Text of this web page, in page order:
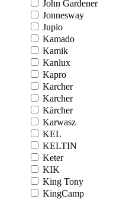
John Gardener
Jonnesway
Jupio
Kamado
Kamik
Kanlux
Kapro
Karcher
Karcher
Kärcher
Karwasz
KEL
KELTIN
Keter
KIK
King Tony
KingCamp